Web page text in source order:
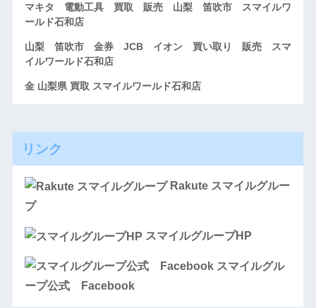
マキタ 電動工具 買取 販売 山梨 笛吹市 スマイルワ
ールド石和店
山梨 笛吹市 金券 JCB イオン 買い取り 販売 スマ
イルワールド石和店
金 山梨県 買取 スマイルワールド石和店
リンク
Rakute スマイルグルー
プ
スマイルグループHP
スマイルグル
ープ公式 Facebook